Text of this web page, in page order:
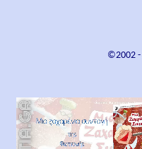
©2002 -